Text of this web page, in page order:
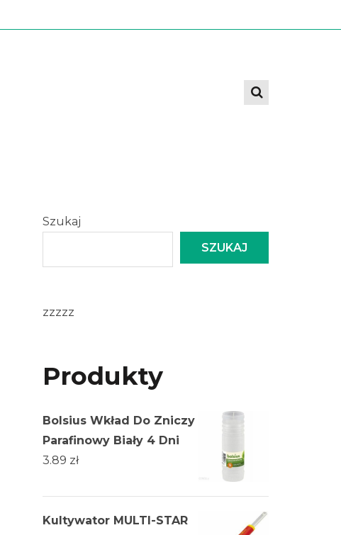
Szukaj
SZUKAJ
zzzzz
Produkty
Bolsius Wkład Do Zniczy
Parafinowy Biały 4 Dni
3.89 zł
Kultywator MULTI-STAR